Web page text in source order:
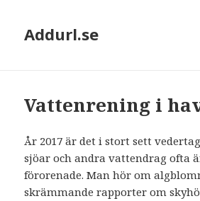
Addurl.se
Vattenrening i
År 2017 är det i stort sett
sjöar och andra vattendrag ofta
förorenade. Man hör om
skrämmande rapporter om